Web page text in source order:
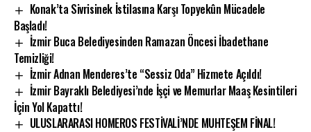
Konak’ta Sivrisinek İstilasına Karşı Topyekûn Mücadele
Başladı!
İzmir Buca Belediyesinden Ramazan Öncesi İbadethane
Temizliği!
İzmir Adnan Menderes’te “Sessiz Oda” Hizmete Açıldı!
İzmir Bayraklı Belediyesi’nde İşçi ve Memurlar Maaş Kesintileri
İçin Yol Kapattı!
ULUSLARARASI HOMEROS FESTİVALİ’NDE MUHTEŞEM FİNAL!